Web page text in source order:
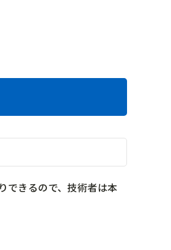
できるので、技術者は本